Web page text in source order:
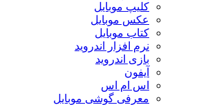
کلیپ موبایل
عکس موبایل
کتاب موبایل
نرم افزار اندروید
بازی اندروید
آیفون
اس ام اس
معرفی گوشی موبایل